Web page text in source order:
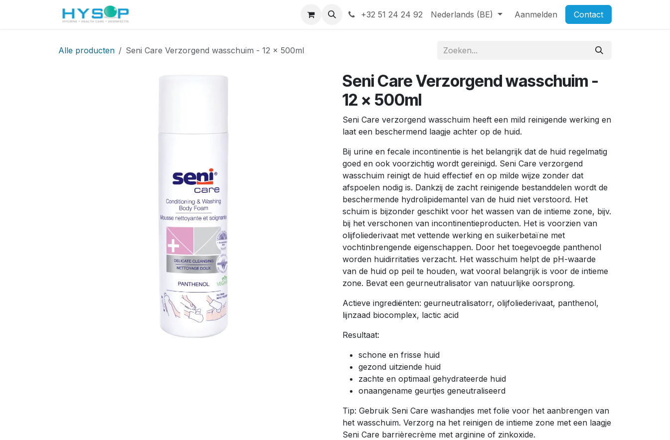
+32 51 24 24 92 Nederlands (BE) Aanmelden Contact
Alle producten Seni Care Verzorgend wasschuim - 12 x 500ml
Seni Care Verzorgend wasschuim -
12 x 500ml
Seni Care verzorgend wasschuim heeft een mild reinigende werking en
laat een beschermend laagje achter op de huid.
Bij urine en fecale incontinentie is het belangrijk dat de huid regelmatig
goed en ook voorzichtig wordt gereinigd. Seni Care verzorgend
wasschuim reinigt de huid effectief en op milde wijze zonder dat
afspoelen nodig is. Dankzij de zacht reinigende bestanddelen wordt de
beschermende hydrolipidemantel van de huid niet verstoord. Het
schuim is bijzonder geschikt voor het wassen van de intieme zone, bijv.
bij het verschonen van incontinentieproducten. Het is voorzien van
olijfoliederivaat met vettende werking en suikerbetaïne met
vochtinbrengende eigenschappen. Door het toegevoegde panthenol
worden huidirritaties verzacht. Het wasschuim helpt de pH-waarde
van de huid op peil te houden, wat vooral belangrijk is voor de intieme
zone. Bevat een geurneutralisator van natuurlijke oorsprong.
Actieve ingrediënten: geurneutralisatorr, olijfoliederivaat, panthenol,
lijnzaad biocomplex, lactic acid
Resultaat:
schone en frisse huid
gezond uitziende huid
zachte en optimaal gehydrateerde huid
onaangename geurtjes geneutraliseerd
Tip: Gebruik Seni Care washandjes met folie voor het aanbrengen van
het wasschuim. Verzorg na het reinigen de intieme zone met een laagje
Seni Care barrièrecrème met arginine of zinkoxide.